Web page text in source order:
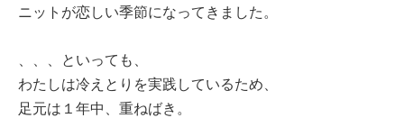
ニットが恋しい季節になってきました。
、、、といっても、
わたしは冷えとりを実践しているため、
足元は１年中、重ねばき。